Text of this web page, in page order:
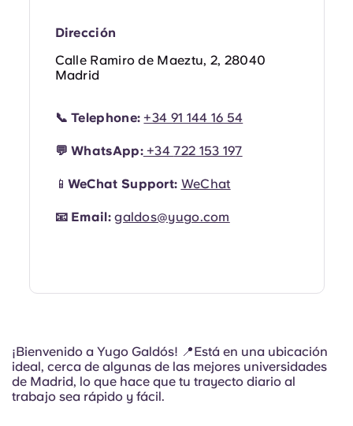
¡Bienvenido a Yugo Galdós! 📍Está en una ubicación
ideal, cerca de algunas de las mejores universidades
de Madrid, lo que hace que tu trayecto diario al
trabajo sea rápido y fácil.
Dirección
Calle Ramiro de Maeztu, 2, 28040
Madrid
📞Telephone: +34 91 144 16 54
💬 WhatsApp:+34722 153 197
📱 WeChat Support: WeChat
📧 Email: galdos@yugo.com